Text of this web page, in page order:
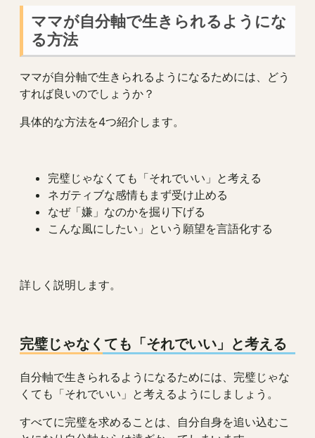
ママが自分軸で生きられるようにな
る方法
ママが自分軸で生きられるようになるためには、どう
すれば良いのでしょうか？
具体的な方法を4つ紹介します。
完璧じゃなくても「それでいい」と考える
ネガティブな感情もまず受け止める
なぜ「嫌」なのかを掘り下げる
こんな風にしたい」という願望を言語化する
詳しく説明します。
完璧じゃなくても「それでいい」と考える
自分軸で生きられるようになるためには、完璧じゃな
くても「それでいい」と考えるようにしましょう。
すべてに完璧を求めることは、自分自身を追い込むこ